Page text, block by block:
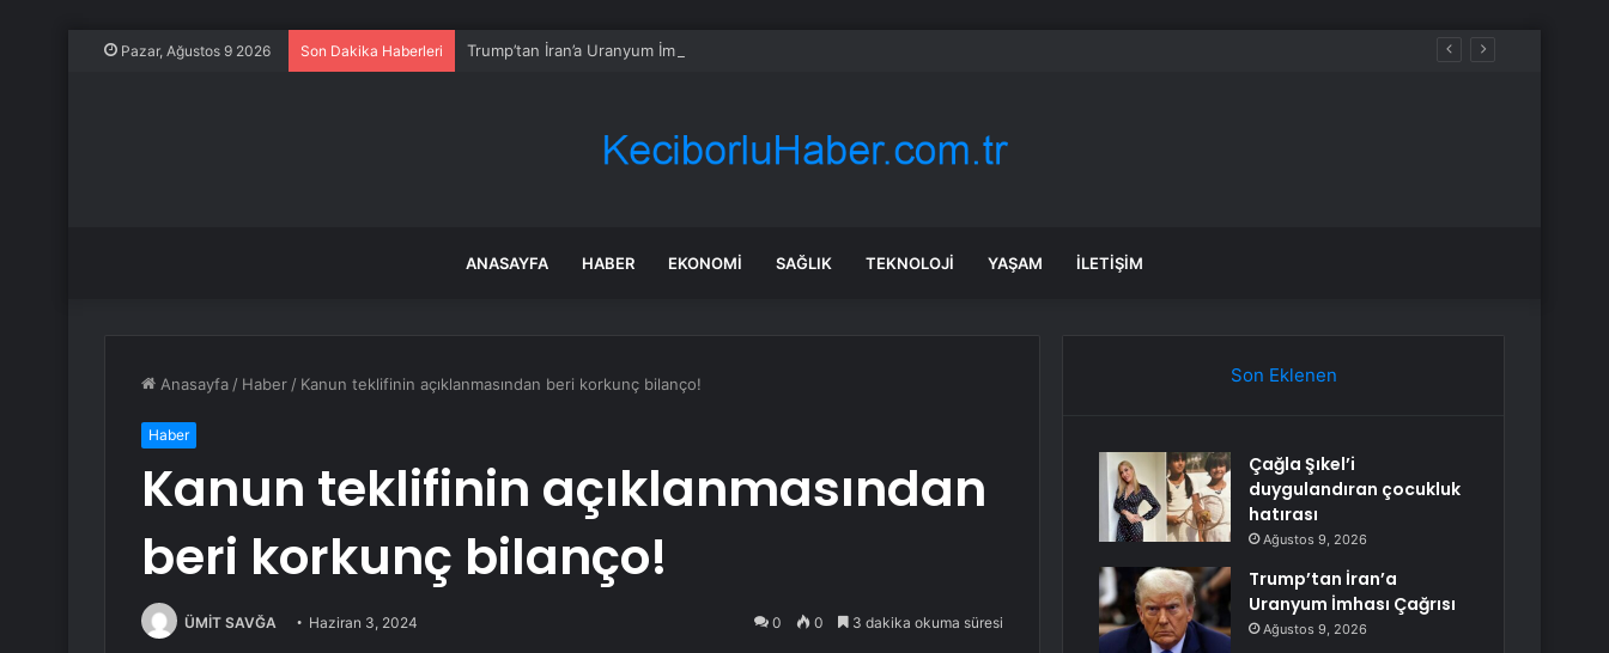
Pazar, Ağustos 9 2026 Son Dakika Haberleri Trump’tan İran’a Uranyum İmhası Çağrısı
ANASAYFA HABER EKONOMI SAĞLIK TEKNOLOJI YAŞAM İLETIŞIM
Anasayfa / Haber / Kanun teklifinin açıklanmasından beri korkunç bilanço!
Haber
Kanun teklifinin açıklanmasından
beri korkunç bilanço!
ÜMİT SAVĞA Haziran 3, 2024 0 0 3 dakika okuma süresi
Son Eklenen
Çağla Şıkel’i
duygulandıran çocukluk
hatırası
Ağustos 9, 2026
Trump’tan İran’a
Uranyum İmhası Çağrısı
Ağustos 9, 2026